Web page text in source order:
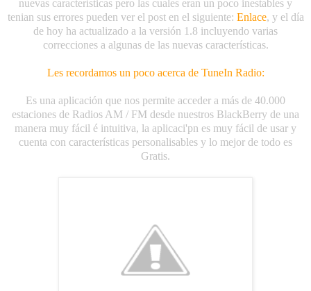
nuevas características pero las cuales eran un poco inestables y
tenian sus errores pueden ver el post en el siguiente: Enlace, y el día
de hoy ha actualizado a la versión 1.8 incluyendo varias
correcciones a algunas de las nuevas características.
Les recordamos un poco acerca de TuneIn Radio:
Es una aplicación que nos permite acceder a más de 40.000
estaciones de Radios AM / FM desde nuestros BlackBerry de una
manera muy fácil é intuitiva, la aplicaci'pn es muy fácil de usar y
cuenta con características personalisables y lo mejor de todo es
Gratis.